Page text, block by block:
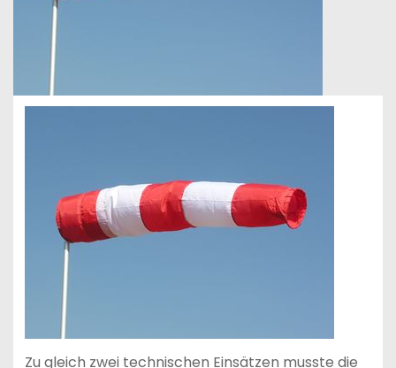
Zu gleich zwei technischen Einsätzen musste die